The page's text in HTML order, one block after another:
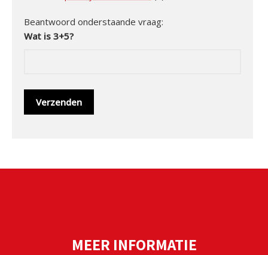
Beantwoord onderstaande vraag:
Wat is 3+5?
MEER INFORMATIE